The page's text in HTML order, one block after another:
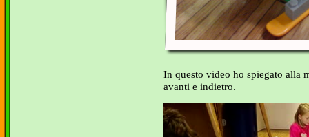
In questo video ho spiegato alla
avanti e indietro.